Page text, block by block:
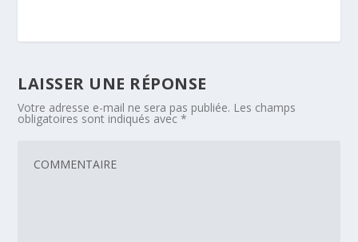
LAISSER UNE RÉPONSE
Votre adresse e-mail ne sera pas publiée. Les champs
obligatoires sont indiqués avec*